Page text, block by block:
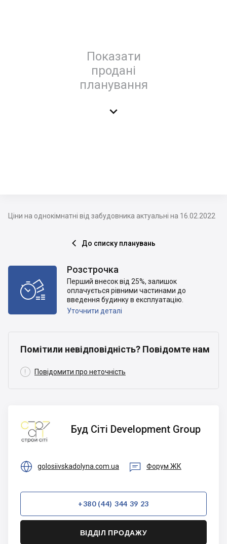
Показати
продані
планування

Ціни на однокімнатні від забудовника актуальні на 16.02.2022
 До списку планувань

Розстрочка
Перший внесок від 25%, залишок
оплачується рівними частинами до
введення будинку в експлуатацію.
Уточнити деталі
Помітили невідповідність? Повідомте нам
 Повідомити про неточність
Буд Сіті
Development
Group
Буд Сіті Development Group
 golosiivskadolyna.com.ua  Форум ЖК
+380 (44) 344 39 23
ВІДДІЛ ПРОДАЖУ